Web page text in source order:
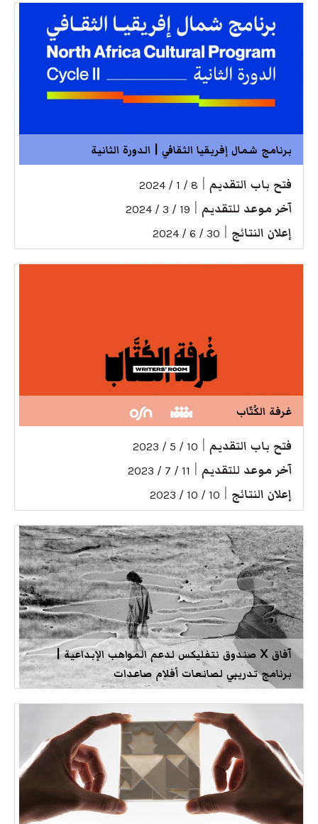
برنامج شمال إفريقيا الثقافي | الدورة الثانية
فتح باب التقديم 8 / 1 / 2024
آخر موعد للتقديم 19 / 3 / 2024
إعلان النتائج 30 / 6 / 2024
غرفة الكُتّاب
فتح باب التقديم 10 / 5 / 2023
آخر موعد للتقديم 11 / 7 / 2023
إعلان النتائج 10 / 10 / 2023
آفاق X صندوق نتفليكس لدعم المواهب الإبداعية |
برنامج تدريبي لصانعات أفلام صاعدات